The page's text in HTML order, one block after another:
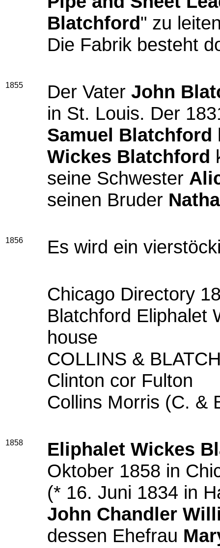
Blatchford" zu
Die Fabrik besteht
1855 Der Vater John
in St. Louis. Der
Samuel Blatchford
Wickes Blatchford
seine Schwester
seinen Bruder
1856 Es wird ein
Chicago Directory
Blatchford Eliphalet
house
COLLINS &
Clinton cor Fulton
Collins Morris (C. &
1858
Eliphalet Wickes
Oktober 1858 in
(* 16. Juni 1834 in
John Chandler
dessen Ehefrau